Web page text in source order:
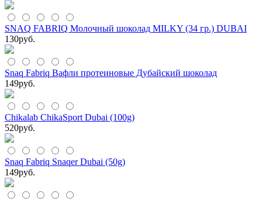
SNAQ FABRIQ Молочный шоколад MILKY (34 гр.) DUBAI
130руб.
Snaq Fabriq Вафли протеиновые Дубайский шоколад
149руб.
Chikalab ChikaSport Dubai (100g)
520руб.
Snaq Fabriq Snaqer Dubai (50g)
149руб.